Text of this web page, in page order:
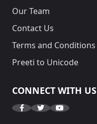
Our Team
Contact Us
Terms and Conditions
Preeti to Unicode
CONNECT WITH US